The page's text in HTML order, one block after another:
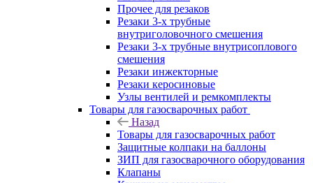
Прочее для резаков
Резаки 3-х трубные
внутриголовочного смешения
Резаки 3-х трубные внутрисоплового
смешения
Резаки инжекторные
Резаки керосиновые
Узлы вентилей и ремкомплекты
Товары для газосварочных работ
Назад
Товары для газосварочных работ
Защитные колпаки на баллоны
ЗИП для газосварочного оборудования
Клапаны